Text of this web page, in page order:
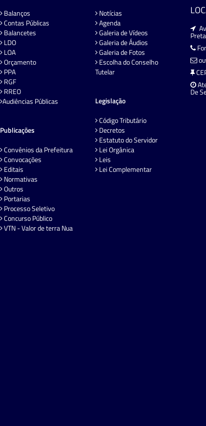
Balanços
Contas Públicas
Balancetes
LDO
LOA
Orçamento
PPA
RGF
RREO
Audiências Públicas
Publicações
Convênios da Prefeitura
Convocações
Editais
Normativas
Outros
Portarias
Processo Seletivo
Concurso Público
VTN - Valor de terra Nua
Notícias
Agenda
Galeria de Vídeos
Galeria de Áudios
Galeria de Fotos
Escolha do Conselho
Tutelar
Legislação
Código Tributário
Decretos
Estatuto do Servidor
Lei Orgânica
Leis
Lei Complementar
De